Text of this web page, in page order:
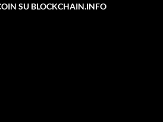
SU BLOCKCHAIN.INFO